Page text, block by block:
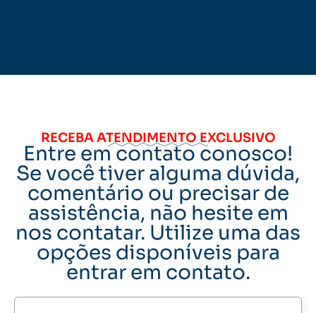
RECEBA ATENDIMENTO EXCLUSIVO
Entre em contato conosco!
Se você tiver alguma dúvida,
comentário ou precisar de
assistência, não hesite em
nos contatar. Utilize uma das
opções disponíveis para
entrar em contato.